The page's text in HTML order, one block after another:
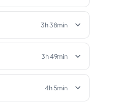
3h 38min
3h 49min
4h 5min